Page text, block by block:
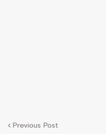
Previous Post